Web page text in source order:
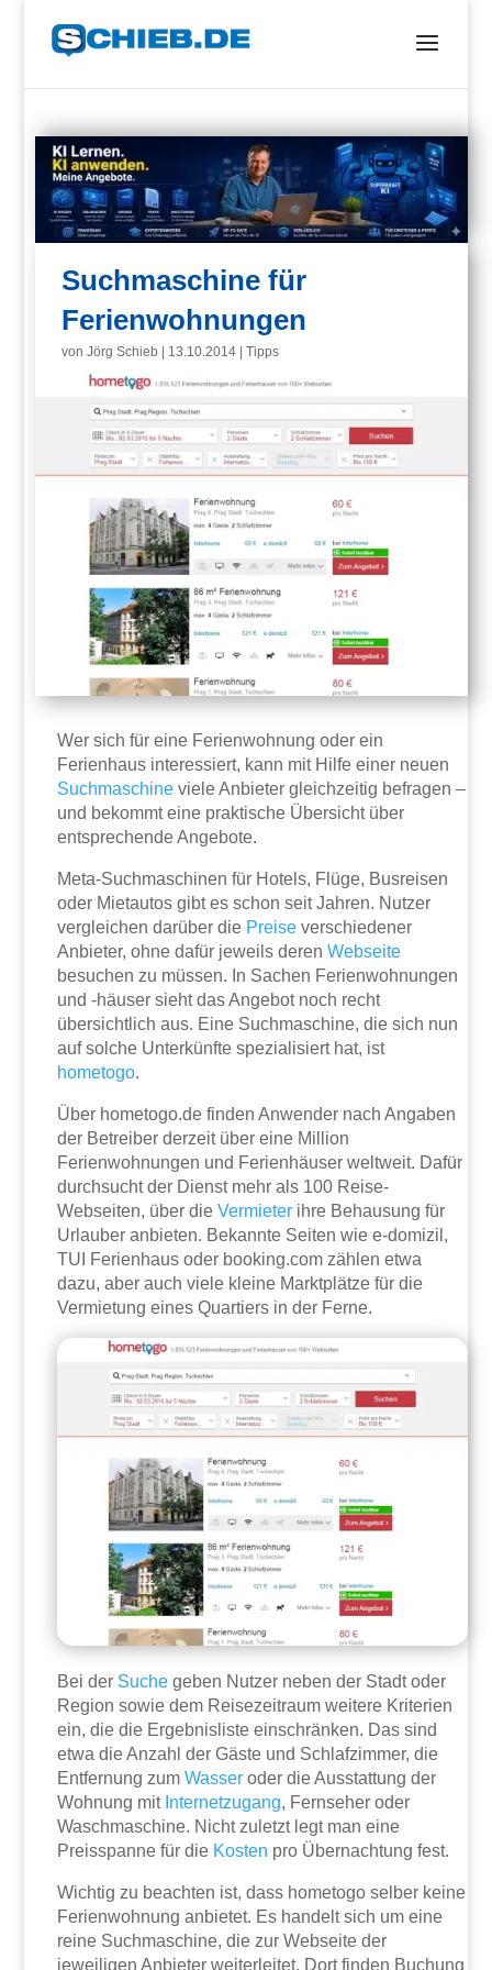
Suchmaschine für
Ferienwohnungen
vonJörg Schieb 13.10.2014 |Tipps
Wer sich für eine Ferienwohnung oder ein
Ferienhaus interessiert, kann mit Hilfe einer neuen
Suchmaschine viele Anbieter gleichzeitig befragen –
und bekommt eine praktische Übersicht über
entsprechende Angebote.
Meta-Suchmaschinen für Hotels, Flüge, Busreisen
oder Mietautos gibt es schon seit Jahren. Nutzer
vergleichen darüber die Preise verschiedener
Anbieter, ohne dafür jeweils derenWebseite
besuchen zu müssen. In Sachen Ferienwohnungen
und -häuser sieht das Angebot noch recht
übersichtlich aus. Eine Suchmaschine, die sich nun
auf solche Unterkünfte spezialisiert hat, ist
hometogo.
Über hometogo.de finden Anwender nach Angaben
der Betreiber derzeit über eine Million
Ferienwohnungen und Ferienhäuser weltweit. Dafür
durchsucht der Dienst mehr als 100 Reise-
Webseiten, über dieVermieter ihre Behausung für
Urlauber anbieten. Bekannte Seiten wie e-domizil,
TUI Ferienhaus oder booking.com zählen etwa
dazu, aber auch viele kleine Marktplätze für die
Vermietung eines Quartiers in der Ferne.
Bei der Suche geben Nutzer neben der Stadt oder
Region sowie dem Reisezeitraum weitere Kriterien
ein, die die Ergebnisliste einschränken. Das sind
etwa die Anzahl der Gäste und Schlafzimmer, die
Entfernung zumWasser oder die Ausstattung der
Wohnung mit Internetzugang, Fernseher oder
Waschmaschine. Nicht zuletzt legt man eine
Preisspanne für die Kosten pro Übernachtung fest.
Wichtig zu beachten ist, dass hometogo selber keine
Ferienwohnung anbietet. Es handelt sich um eine
reine Suchmaschine, die zur Webseite der
jeweiligen Anbieter weiterleitet. Dort finden Buchung